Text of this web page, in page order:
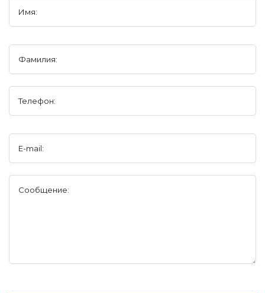
Имя:
Фамилия:
Телефон:
E-mail:
Сообщение: